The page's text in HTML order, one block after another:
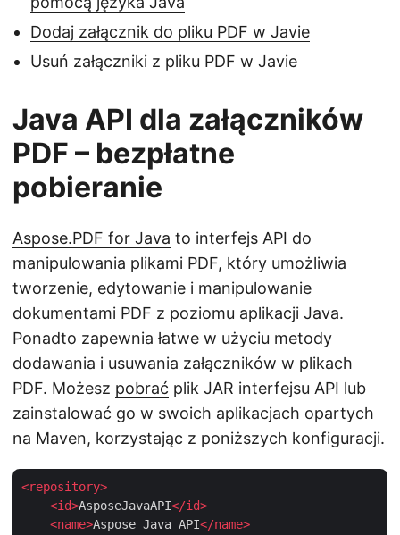
Dodaj załącznik do pliku PDF w Javie
Usuń załączniki z pliku PDF w Javie
Java API dla załączników
PDF – bezpłatne
pobieranie
Aspose.PDF for Java to interfejs API do
manipulowania plikami PDF, który umożliwia
tworzenie, edytowanie i manipulowanie
dokumentami PDF z poziomu aplikacji Java.
Ponadto zapewnia łatwe w użyciu metody
dodawania i usuwania załączników w plikach
PDF. Możesz pobrać plik JAR interfejsu API lub
zainstalować go w swoich aplikacjach opartych
na Maven, korzystając z poniższych konfiguracji.
<repository>
<id>AsposeJavaAPI</id>
<name>Aspose Java API</name>